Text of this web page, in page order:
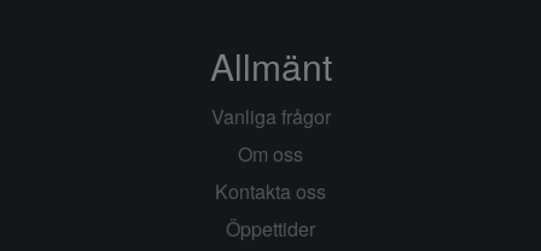
Allmänt
Vanliga frågor
Om oss
Kontakta oss
Öppettider